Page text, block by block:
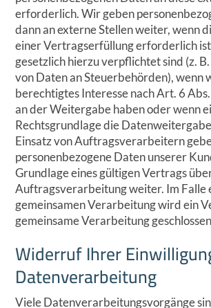
erforderlich. Wir geben
dann an externe Stellen weiter, wenn
einer Vertragserfüllung erforderlich
gesetzlich hierzu verpflichtet sind (z.
von Daten an Steuerbehörden), wenn
berechtigtes Interesse nach Art. 6
an der Weitergabe haben oder wenn
Rechtsgrundlage die
Einsatz von Auftragsverarbeitern
personenbezogene Daten unserer
Grundlage eines gültigen Vertrags
Auftragsverarbeitung weiter. Im Falle
gemeinsamen Verarbeitung wird ein
gemeinsame Verarbeitung
Widerruf Ihrer
Datenverarbeitung
Viele Datenverarbeitungsvorgänge